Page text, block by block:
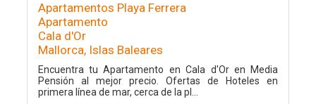
Apartamentos Playa Ferrera
Apartamento
Cala d'Or
Mallorca, Islas Baleares
Encuentra tu Apartamento en Cala d'Or en Media
Pensión al mejor precio. Ofertas de Hoteles en
primera línea de mar, cerca de la pl...